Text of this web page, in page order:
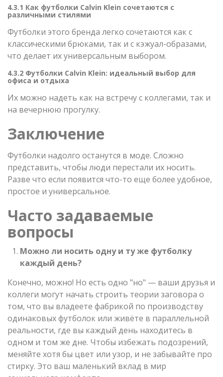
4.3.1 Как футболки Calvin Klein сочетаются с
различными стилями
Футболки этого бренда легко сочетаются как с
классическими брюками, так и с кэжуал-образами,
что делает их универсальным выбором.
4.3.2 Футболки Calvin Klein: идеальный выбор для
офиса и отдыха
Их можно надеть как на встречу с коллегами, так и
на вечернюю прогулку.
Заключение
Футболки надолго останутся в моде. Сложно
представить, чтобы люди перестали их носить.
Разве что если появится что-то еще более удобное,
простое и универсальное.
Часто задаваемые
вопросы
Можно ли носить одну и ту же футболку
каждый день?
Конечно, можно! Но есть одно "но" — ваши друзья и
коллеги могут начать строить теории заговора о
том, что вы владеете фабрикой по производству
одинаковых футболок или живёте в параллельной
реальности, где вы каждый день находитесь в
одном и том же дне. Чтобы избежать подозрений,
меняйте хотя бы цвет или узор, и не забывайте про
стирку. Это ваш маленький вклад в мир